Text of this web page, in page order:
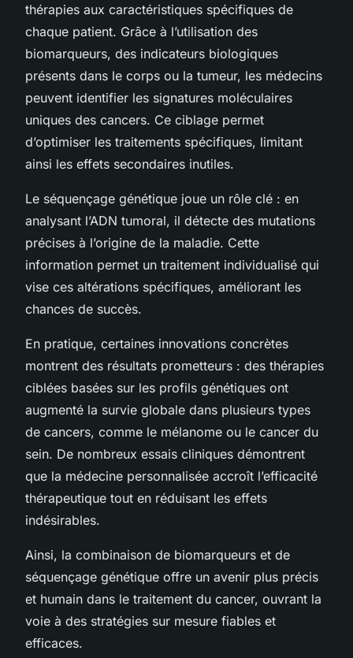
thérapies aux caractéristiques spécifiques de
chaque patient. Grâce à l’utilisation des
biomarqueurs, des indicateurs biologiques
présents dans le corps ou la tumeur, les médecins
peuvent identifier les signatures moléculaires
uniques des cancers. Ce ciblage permet
d’optimiser les traitements spécifiques, limitant
ainsi les effets secondaires inutiles.
Le séquençage génétique joue un rôle clé : en
analysant l’ADN tumoral, il détecte des mutations
précises à l’origine de la maladie. Cette
information permet un traitement individualisé qui
vise ces altérations spécifiques, améliorant les
chances de succès.
En pratique, certaines innovations concrètes
montrent des résultats prometteurs : des thérapies
ciblées basées sur les profils génétiques ont
augmenté la survie globale dans plusieurs types
de cancers, comme le mélanome ou le cancer du
sein. De nombreux essais cliniques démontrent
que la médecine personnalisée accroît l’efficacité
thérapeutique tout en réduisant les effets
indésirables.
Ainsi, la combinaison de biomarqueurs et de
séquençage génétique offre un avenir plus précis
et humain dans le traitement du cancer, ouvrant la
voie à des stratégies sur mesure fiables et
efficaces.